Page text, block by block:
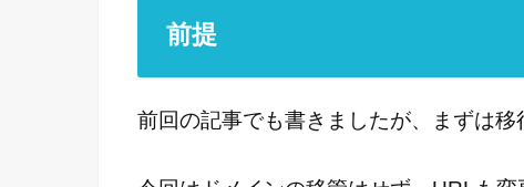
前提
前回の記事でも書きましたが、まずは移